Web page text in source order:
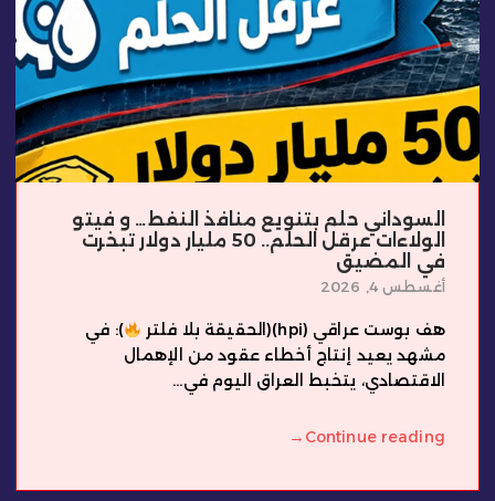
السوداني حلم بتنويع منافذ النفط… و فيتو
الولاءات عرقل الحلم.. 50 مليار دولار تبخرت
في المضيق
أغسطس 4, 2026
هف بوست عراقي (hpi)(الحقيقة بلا فلتر
): في
مشهد يعيد إنتاج أخطاء عقود من الإهمال
الاقتصادي، يتخبط العراق اليوم في...
Continue reading
→